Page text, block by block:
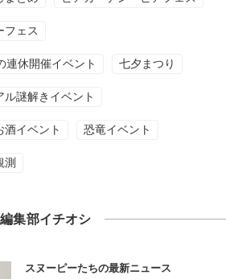
フェス
連休開催イベント 七夕まつり
ル謎解きイベント
酒イベント 恐竜イベント
測
編集部イチオシ
スヌーピーたちの最新ニュース